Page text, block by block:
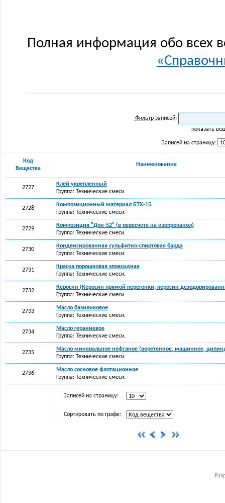
Полная информация обо всех
Фильтр записей:
показать
Записей на страницу:
Код
Вещества
Наименование
2727
Клей укрепленный
Группа: Технические смеси.
2728
Композиционный материал БТХ-15
Группа: Технические смеси.
2729
Композиция "Дон-52" (в пересчете на изопропанол)
Группа: Технические смеси.
2730
Конденсированная сульфитно-спиртовая барда
Группа: Технические смеси.
2731
Краска порошковая эпоксидная
Группа: Технические смеси.
2732
Керосин (Керосин прямой перегонки; керосин
Группа: Технические смеси.
2733
Масло базиликовое
Группа: Технические смеси.
2734
Масло гераниевое
Группа: Технические смеси.
2735
Масло минеральное нефтяное (веретенное, машинное,
Группа: Технические смеси.
2736
Масло сосновое флотационное
Группа: Технические смеси.
Записей на страницу:
Сортировать по графе: